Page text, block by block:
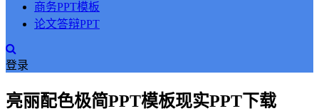
商务PPT模板
论文答辩PPT
登录
亮丽配色极简PPT模板现实PPT下载